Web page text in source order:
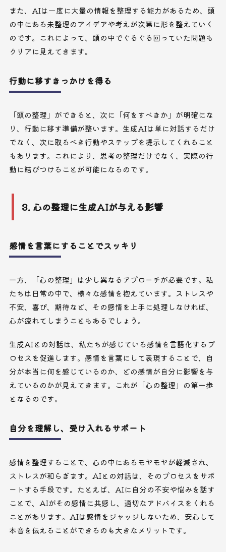
また、AIは一度に大量の情報を整理する能力があるため、頭
の中にある未整理のアイデアや考えが次第に形を整えていく
のです。これによって、頭の中でぐるぐる回っていた問題も
クリアに見えてきます。
行動に移すきっかけを得る
「頭の整理」ができると、次に「何をすべきか」が明確にな
り、行動に移す準備が整います。生成AIは単に対話するだけ
でなく、次に取るべき行動やステップを提示してくれること
もあります。これにより、思考の整理だけでなく、実際の行
動に結びつけることが可能になるのです。
3. 心の整理に生成AIが与える影響
感情を言葉にすることでスッキリ
一方、「心の整理」は少し異なるアプローチが必要です。私
たちは日常の中で、様々な感情を抱えています。ストレスや
不安、喜び、期待など、その感情を上手に処理しなければ、
心が疲れてしまうこともあるでしょう。
生成AIとの対話は、私たちが感じている感情を言語化するプ
ロセスを促進します。感情を言葉にして表現することで、自
分が本当に何を感じているのか、どの感情が自分に影響を与
えているのかが見えてきます。これが「心の整理」の第一歩
となるのです。
自分を理解し、受け入れるサポート
感情を整理することで、心の中にあるモヤモヤが軽減され、
ストレスが和らぎます。AIとの対話は、そのプロセスをサポ
ートする手段です。たとえば、AIに自分の不安や悩みを話す
ことで、AIがその感情に共感し、適切なアドバイスをくれる
ことがあります。AIは感情をジャッジしないため、安心して
本音を伝えることができるのも大きなメリットです。